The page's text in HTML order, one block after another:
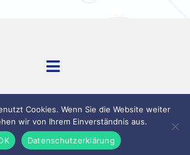
Toggle
Navigation
kontakt
datenschutz
impressum
Cookies. Wenn Sie die Website weiter
wir von Ihrem Einverständnis aus.
Datenschutzerklärung